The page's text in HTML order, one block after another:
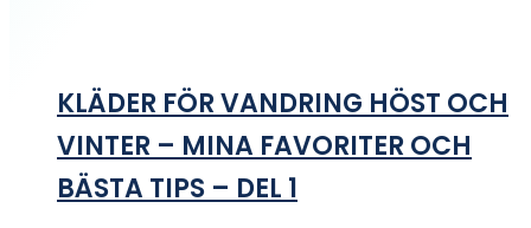
KLÄDER FÖR VANDRING HÖST OCH
VINTER – MINA FAVORITER OCH
BÄSTA TIPS – DEL 1